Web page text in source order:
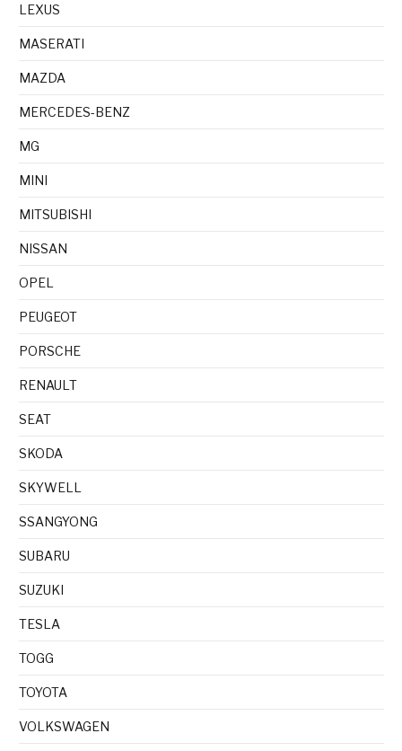
LEXUS
MASERATI
MAZDA
MERCEDES-BENZ
MG
MINI
MITSUBISHI
NISSAN
OPEL
PEUGEOT
PORSCHE
RENAULT
SEAT
SKODA
SKYWELL
SSANGYONG
SUBARU
SUZUKI
TESLA
TOGG
TOYOTA
VOLKSWAGEN